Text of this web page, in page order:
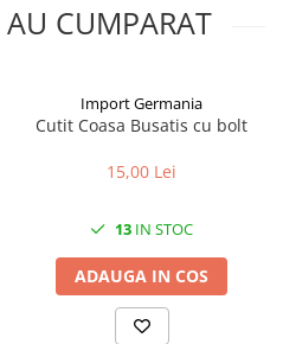
CUMPARAT
Import Germania
Cutit Coasa Busatis cu bolt
15,00 Lei
13 IN STOC
ADAUGA IN COS